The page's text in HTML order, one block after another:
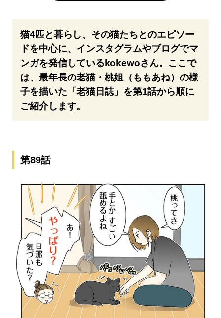
猫4匹と暮らし、その猫たちとのエピソー
ドを中心に、インスタグラムやブログでマ
ンガを発信しているkokewoさん。ここで
は、最年長の老猫・桃姐（ももあね）の様
子を描いた「老猫日誌」を第1話から順に
ご紹介します。
第89話